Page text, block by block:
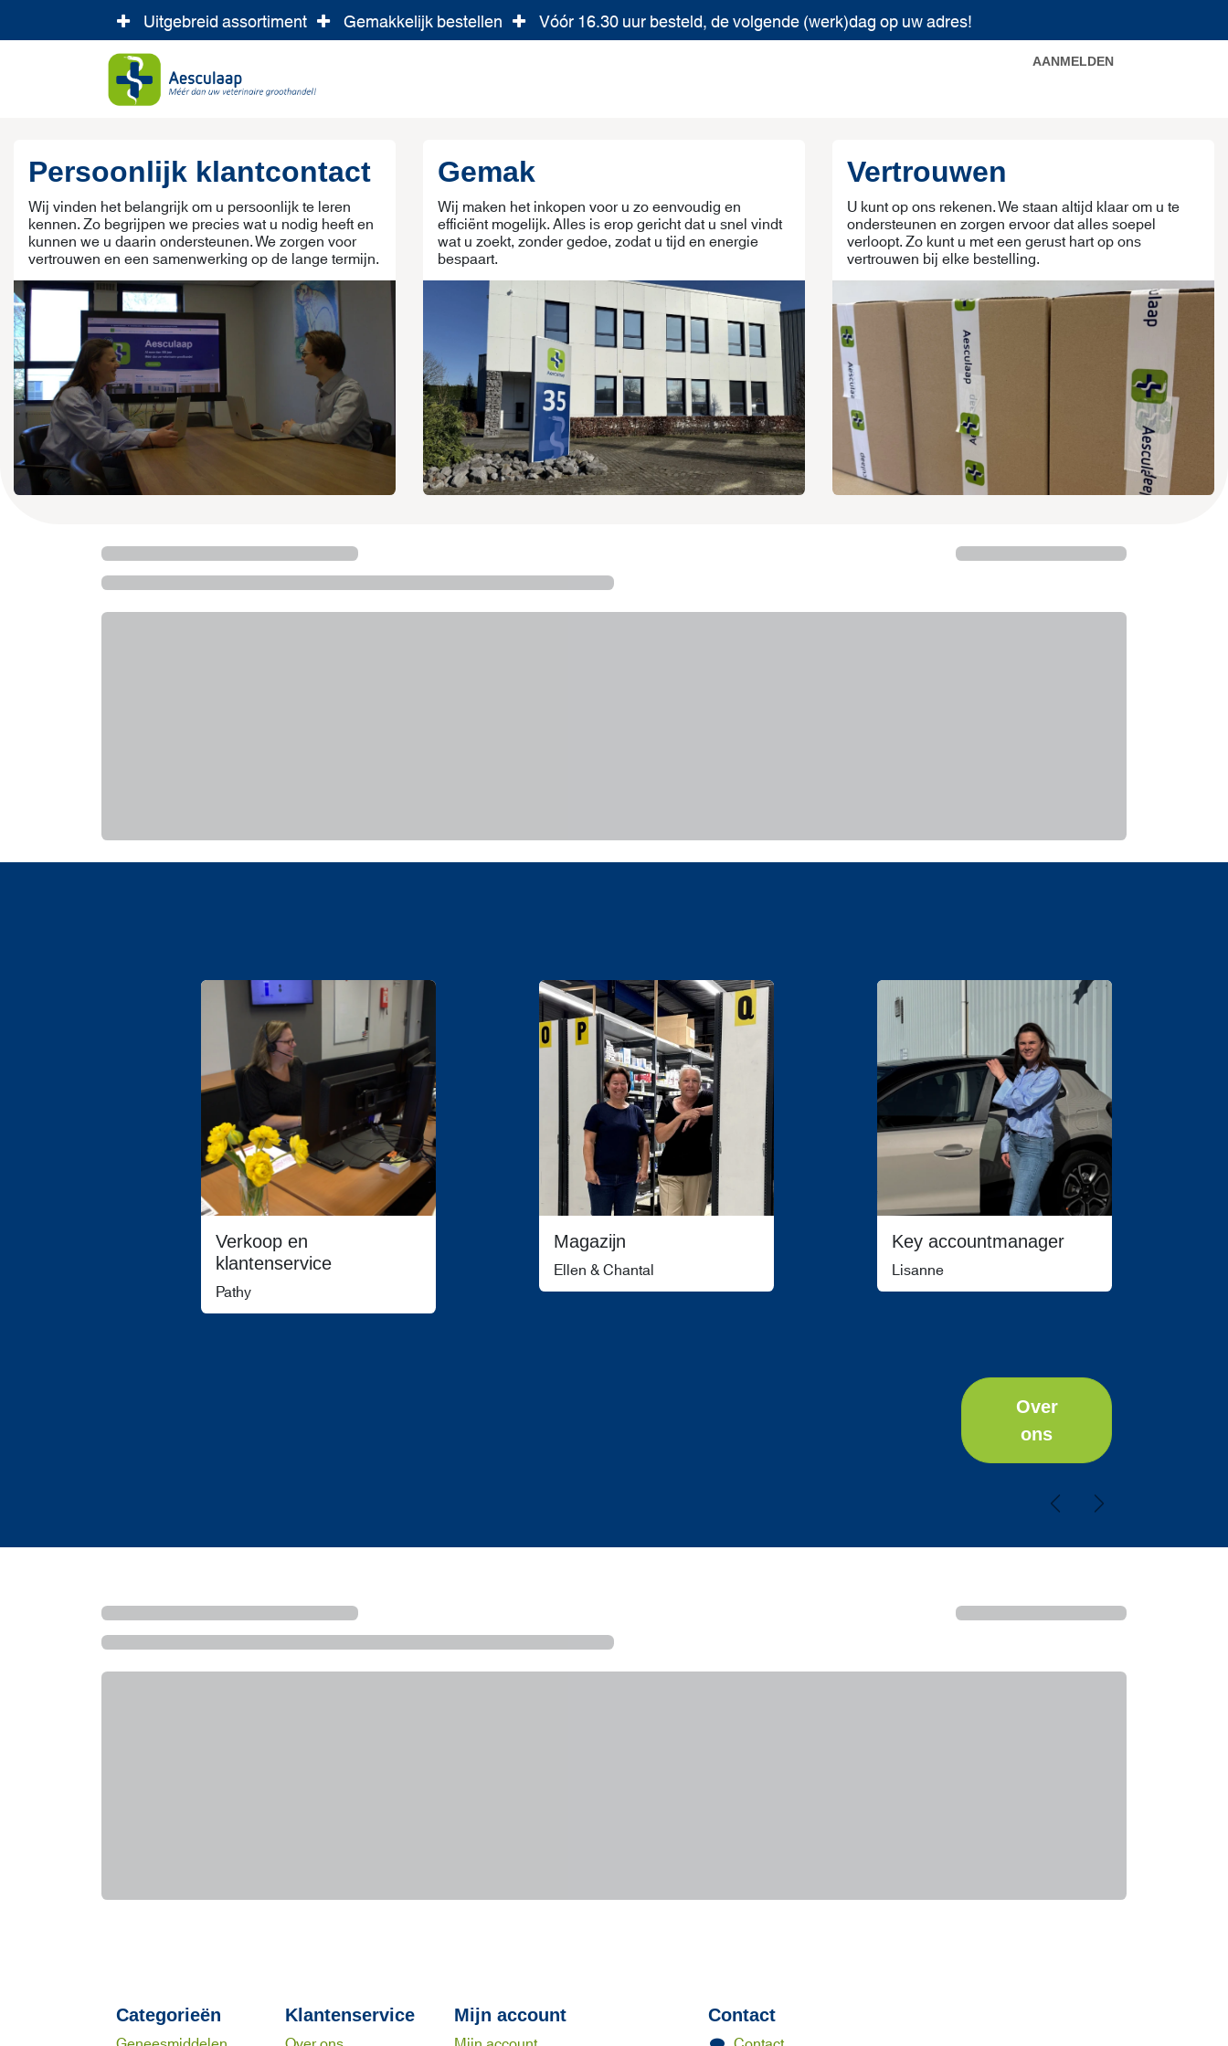
Overslaan naar inhoud Uitgebreid assortiment Gemakkelijk bestellen Vóór 16.30 uur besteld, de volgende (werk)dag op uw adres!
AANMELDEN
Persoonlijk klantcontact
Wij vinden het belangrijk om u persoonlijk te leren
kennen. Zo begrijpen we precies wat u nodig heeft en
kunnen we u daarin ondersteunen. We zorgen voor
vertrouwen en een samenwerking op de lange termijn.
Gemak
Wij maken het inkopen voor u zo eenvoudig en
efficiënt mogelijk. Alles is erop gericht dat u snel vindt
wat u zoekt, zonder gedoe, zodat u tijd en energie
bespaart.
Vertrouwen
U kunt op ons rekenen. We staan altijd klaar om u te
ondersteunen en zorgen ervoor dat alles soepel
verloopt. Zo kunt u met een gerust hart op ons
vertrouwen bij elke bestelling.
Verkoop en
klantenservice
Pathy
Key accountmanager
Lisanne
Over
ons
Magazijn
Ellen & Chantal
VorigeVolgende
Klantenservice Mijn account Contact
Categorieën